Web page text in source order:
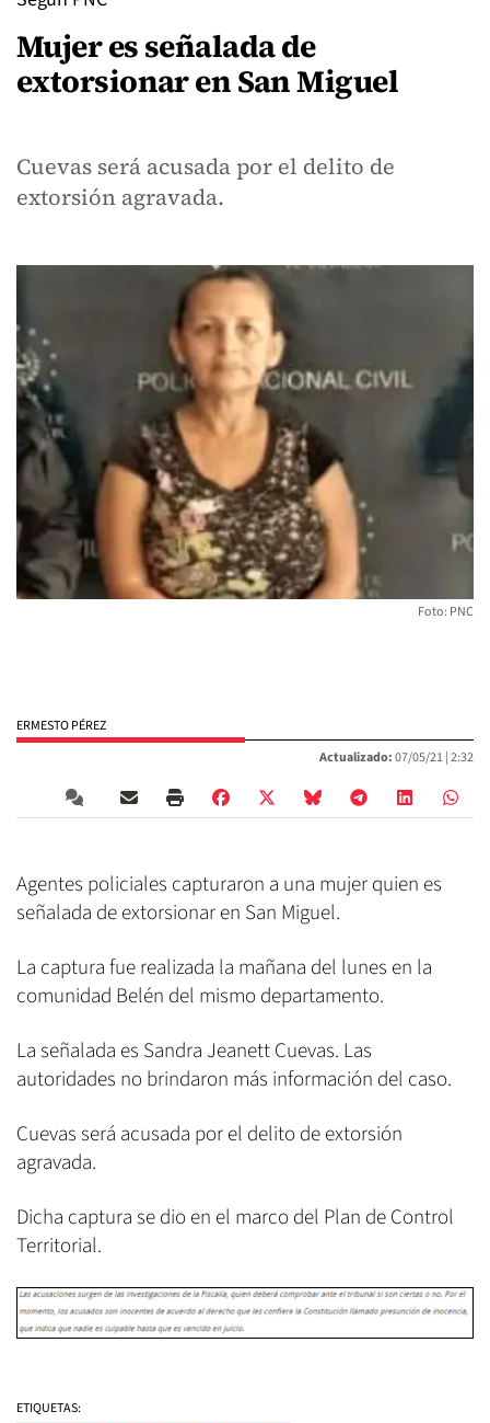
Mujer es señalada de
extorsionar en San Miguel
Cuevas será acusada por el delito de
extorsión agravada.
Foto: PNC
ERMESTO PÉREZ
Actualizado:07/05/21 |2:32
Agentes policiales capturaron a una mujer quien es
señalada de extorsionar en San Miguel.
La captura fue realizada la mañana del lunes en la
comunidad Belén del mismo departamento.
La señalada es Sandra Jeanett Cuevas. Las
autoridades no brindaron más información del caso.
Cuevas será acusada por el delito de extorsión
agravada.
Dicha captura se dio en el marco del Plan de Control
Territorial.
ETIQUETAS: